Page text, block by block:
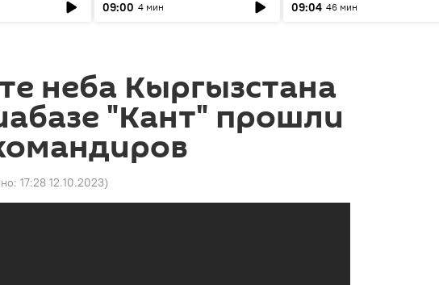
09:00 4 мин
09:04 46 мин
неба Кыргызстана
"Кант" прошли
17:28 12.10.2023)